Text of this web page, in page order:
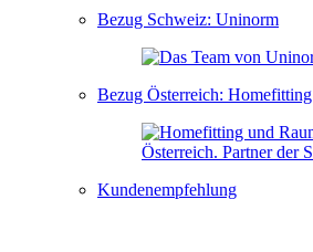
Bezug Schweiz: Uninorm
Bezug Österreich: Homefitting
Kundenempfehlung